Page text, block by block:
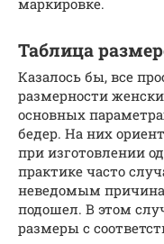
маркировке.
Таблица
Казалось бы, все
размерности
основных
бедер. На них
при изготовлении
практике часто
неведомым
подошел. В этом
размеры с